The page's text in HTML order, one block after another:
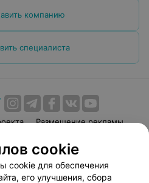
компанию
специалиста
Размещение рекламы
Способы оплаты
Партнеры
cookie
cookie для обеспечения
его улучшения, сбора